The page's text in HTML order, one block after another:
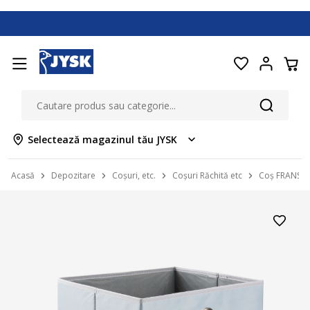
Selectează magazinul tău JYSK
Acasă Depozitare Coșuri, etc. Coșuri Răchită etc Coș FRANS